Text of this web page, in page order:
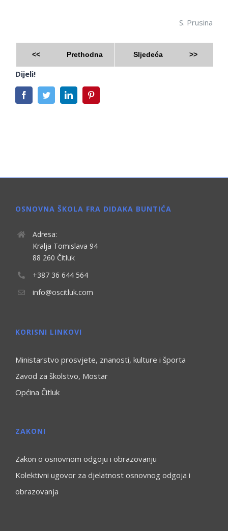
S. Prusina
<< Prethodna Sljedeća >>
Dijeli!
FacebookTwitterLinkedIn
OSNOVNA ŠKOLA FRA DIDAKA BUNTIĆA
Adresa:
Kralja Tomislava 94
88 260 Čitluk
+387 36 644 564
info@oscitluk.com
KORISNI LINKOVI
Ministarstvo prosvjete, znanosti, kulture i športa
Zavod za školstvo, Mostar
Općina Čitluk
ZAKONI
Zakon o osnovnom odgoju i obrazovanju
Kolektivni ugovor za djelatnost osnovnog odgoja i
obrazovanja